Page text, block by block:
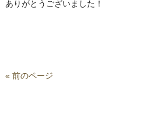
ありがとうございました！
« 前のページ